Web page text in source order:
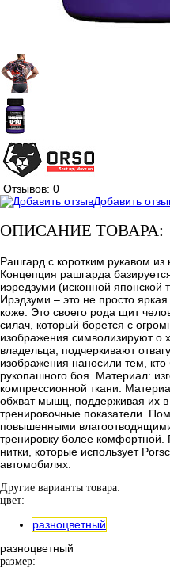
Отзывов: 0
Добавить
ОПИСАНИЕ ТОВАРА:
Рашгард с коротким рукавом из
Концепция рашгарда
иэредзуми (исконной японской
Ирэдзуми – это не просто
коже. Это своего рода щит
силач, который борется с
изображения символизируют о
владельца, подчеркивают
изображения наносили тем,
рукопашного боя. Материал:
компрессионной ткани.
обхват мышц, поддерживая их в
тренировочные показатели.
повышенными
тренировку более
нитки, которые использует
автомобилях.
Другие варианты товара:
цвет:
разноцветный
разноцветный
размер: